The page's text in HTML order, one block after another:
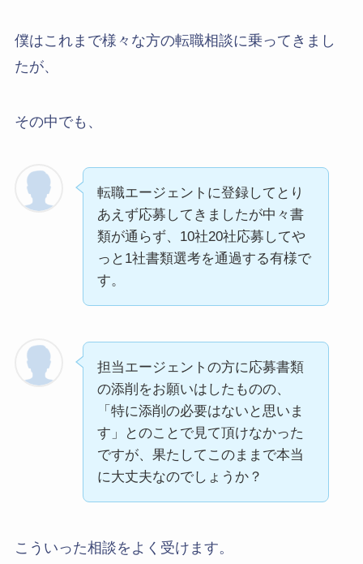
僕はこれまで様々な方の転職相談に乗ってきまし
たが、
その中でも、
転職エージェントに登録してとり
あえず応募してきましたが中々書
類が通らず、10社20社応募してや
っと1社書類選考を通過する有様で
す。
担当エージェントの方に応募書類
の添削をお願いはしたものの、
「特に添削の必要はないと思いま
す」とのことで見て頂けなかった
ですが、果たしてこのままで本当
に大丈夫なのでしょうか？
こういった相談をよく受けます。